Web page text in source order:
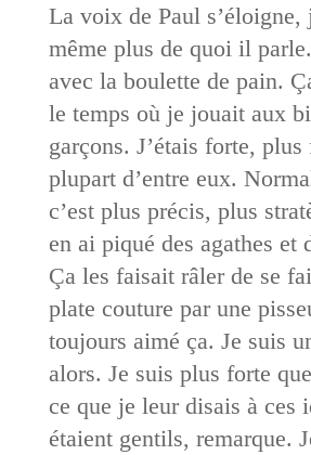
La voix de Paul s’éloigne,
même plus de quoi il
avec la boulette de pain.
le temps où je jouait aux
garçons. J’étais forte,
plupart d’entre eux.
c’est plus précis, plus
en ai piqué des agathes et
Ça les faisait râler de se
plate couture par une
toujours aimé ça. Je suis
alors. Je suis plus forte
ce que je leur disais à ces
étaient gentils, remarque.